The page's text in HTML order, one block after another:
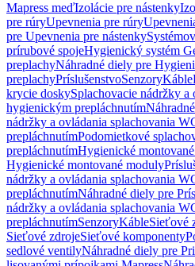
Mapress meďIzolácie pre nástenky
pre rúryUpevnenia pre rúry
pre Upevnenia pre nástenky
prírubové spojeHygienický systém
preplachyNáhradné diely pre
preplachyPríslušenstvoSenzoryKáble
krycie doskySplachovacie nádržky
hygienickým prepláchnutím
nádržky a ovládania splachovania
prepláchnutímPodomietkové
prepláchnutímHygienické
Hygienické montované moduly
nádržky a ovládania splachovania
prepláchnutímNáhradné diely pre
nádržky a ovládania splachovania
prepláchnutímSenzoryKábleSieťové
Sieťové zdrojeSieťové komponenty
sedlové ventilyNáhradné diely pre